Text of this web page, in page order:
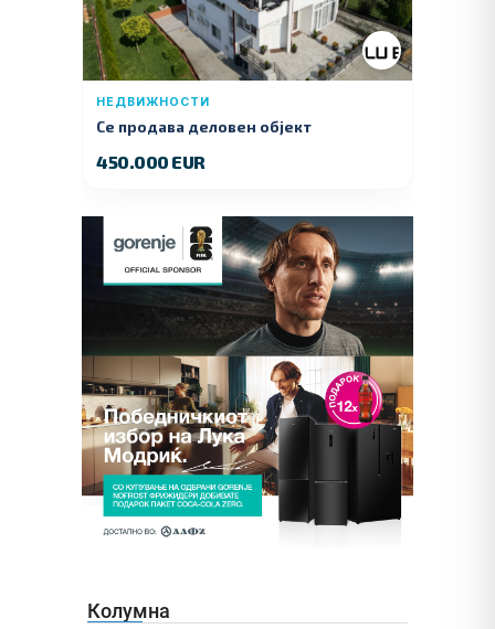
НЕДВИЖНОСТИ
Се продава деловен објект
450.000 EUR
Колумна